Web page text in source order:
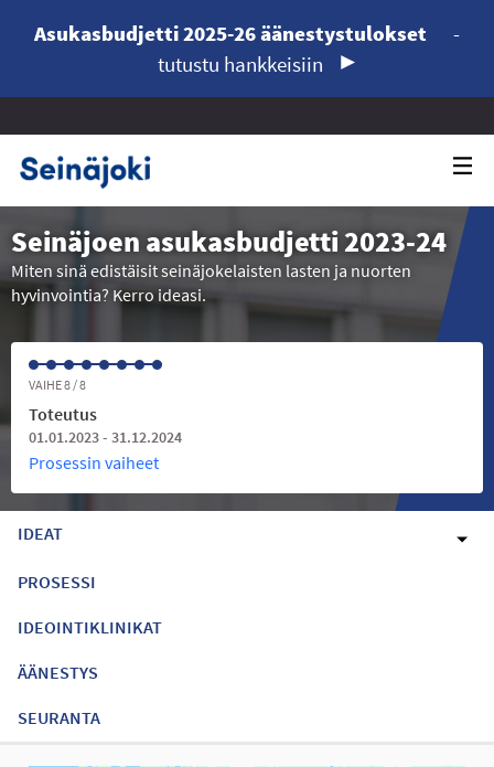
Asukasbudjetti 2025-26 äänestystulokset
-
tutustu hankkeisiin
Seinäjoen asukasbudjetti 2023-24
Miten sinä edistäisit seinäjokelaisten lasten ja nuorten
hyvinvointia? Kerro ideasi.
VAIHE 8 / 8
Toteutus
01.01.2023 - 31.12.2024
Prosessin vaiheet
IDEAT
PROSESSI
IDEOINTIKLINIKAT
ÄÄNESTYS
SEURANTA